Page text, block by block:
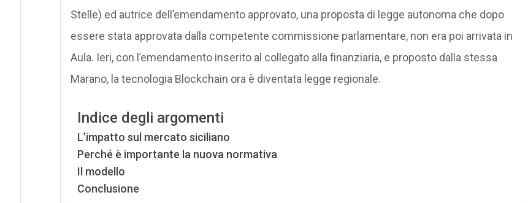
Stelle) ed autrice dell’emendamento approvato, una proposta di legge autonoma che dopo
essere stata approvata dalla competente commissione parlamentare, non era poi arrivata in
Aula. Ieri, con l’emendamento inserito al collegato alla finanziaria, e proposto dalla stessa
Marano, la tecnologia Blockchain ora è diventata legge regionale.
Indice degli argomenti
L’impatto sul mercato siciliano
Perché è importante la nuova normativa
Il modello
Conclusione